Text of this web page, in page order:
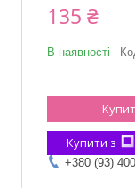
135 ₴
В наявності
Купити з
+380 (93)